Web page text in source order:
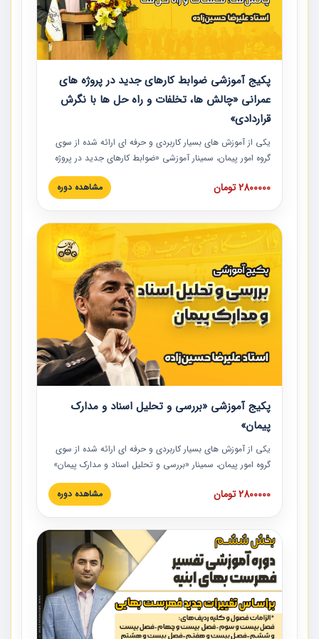
پکیج آموزشی ضوابط کارهای جدید در پروژه های
عمرانی «چالش ها، تخلفات و راه حل ها با نگرش
قراردادی»
یکی از آموزش‏‏‏‏‏‏ های بسیار کاربردی و حرفه‏ ای ارائه شده از سوی
گروه امور پیمان، سمینار آموزشی «ضوابط کارهای جدید در پروژه
های عمرانی» چالش ها، تخلفات و راه حل ها با نگرش قراردادی
است که در محل سندیکای شرکت های ساختمانی کشور ارائه شد.
مدارک پیمان به همراه تجربیات عملی ارائه شده است.
2800000 تومان مشاهده دوره
پکیج آموزشی «بررسی و تحلیل اسناد و مدارک
پیمان»
یکی از آموزش‏‏‏‏‏‏ های بسیار کاربردی و حرفه‏ ای ارائه شده از سوی
گروه امور پیمان، سمینار «بررسی و تحلیل اسناد و مدارک پیمان»
است که در دانشگاه صنعتی شریف ارائه شد. در این آموزش
نکات کلیدی مربوط به اسناد و مدارک پیمان، اولویت بندی اسناد
پیمان به همراه تجربیات عملی در این خصوص ارائه شده است.
2800000 تومان مشاهده دوره